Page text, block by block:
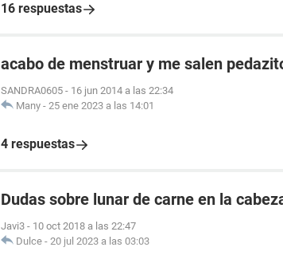
16 respuestas
acabo de menstruar y me salen
SANDRA0605 - 16 jun 2014 a las 22:34
Many - 25 ene 2023 a las 14:01
4 respuestas
Dudas sobre lunar de carne en la
Javi3 - 10 oct 2018 a las 22:47
Dulce - 20 jul 2023 a las 03:03